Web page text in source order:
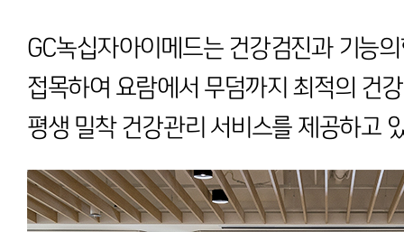
GC녹십자아이메드는 건강검진과 기능
접목하여 요람에서 무덤까지 최적의 건
평생 밀착 건강관리 서비스를 제공하고